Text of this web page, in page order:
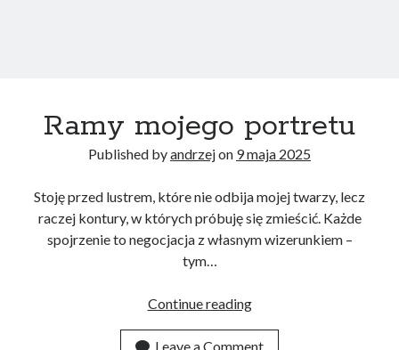
Ramy mojego portretu
Published byandrzejon 9 maja 2025
Stoję przed lustrem, które nie odbija mojej twarzy, lecz
raczej kontury, w których próbuję się zmieścić. Każde
spojrzenie to negocjacja z własnym wizerunkiem –
tym…
Continue readingRamy
portretu
Leave a Comment